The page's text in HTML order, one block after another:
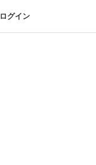
ログイン